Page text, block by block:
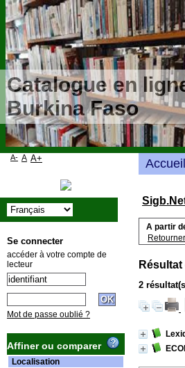
Catalogue en
Burkina Faso
A partir
2
Accueil
A- A A+
Se connecter
accéder à votre compte de
lecteur
Mot de passe oublié ?
Affiner ou comparer
Localisation